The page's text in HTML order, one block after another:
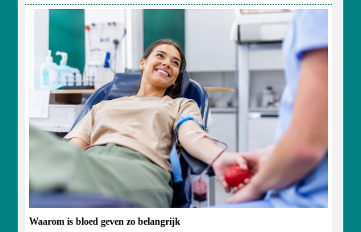
Waarom is bloed geven zo belangrijk